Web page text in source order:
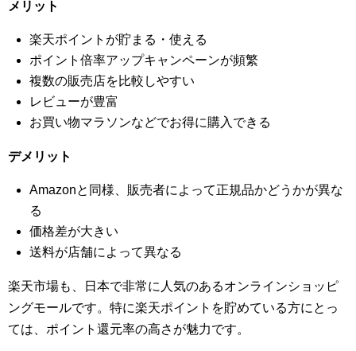
メリット
楽天ポイントが貯まる・使える
ポイント倍率アップキャンペーンが頻繁
複数の販売店を比較しやすい
レビューが豊富
お買い物マラソンなどでお得に購入できる
デメリット
Amazonと同様、販売者によって正規品かどうかが異な
る
価格差が大きい
送料が店舗によって異なる
楽天市場も、日本で非常に人気のあるオンラインショッピ
ングモールです。特に楽天ポイントを貯めている方にとっ
ては、ポイント還元率の高さが魅力です。